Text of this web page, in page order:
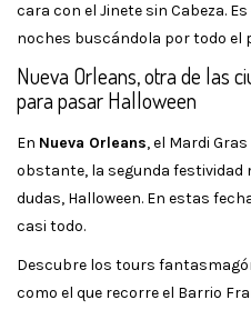
cara con el Jinete sin Cabeza.
noches buscándola por todo el
Nueva Orleans, otra de las
para pasar Halloween
En Nueva Orleans, el Mardi
obstante, la segunda festividad
dudas, Halloween. En estas
casi todo.
Descubre los tours
como el que recorre el Barrio